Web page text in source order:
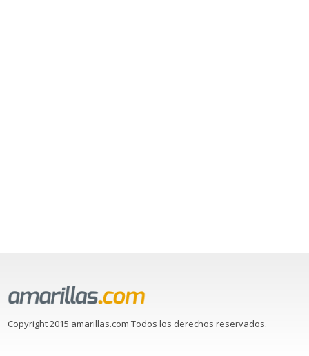
Copyright 2015 amarillas.com Todos los derechos reservados.